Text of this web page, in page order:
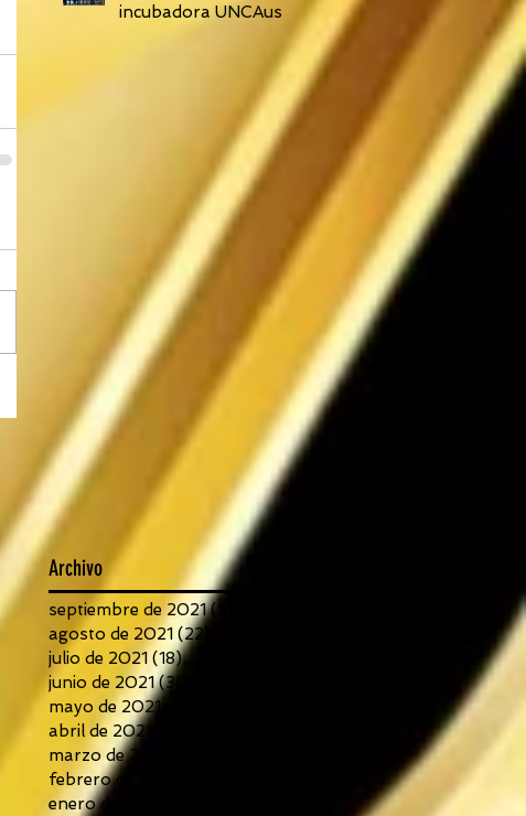
incubadora UNCAus
Archivo
septiembre de 2021 (3)
agosto de 2021 (22)
julio de 2021 (18)18 entradas
junio de 2021 (30)
mayo de 2021
abril de 2021
marzo de 2021
febrero de 2021
enero de 2021